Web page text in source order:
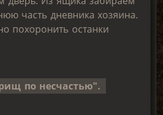
часть дневника хозяина.
похоронить останки
по несчастью".